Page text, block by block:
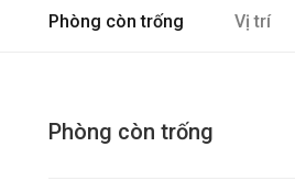
Phòng còn trống Vị trí
Phòng còn trống